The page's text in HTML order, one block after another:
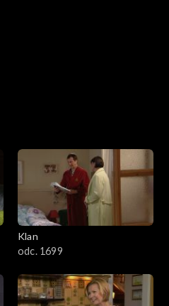
zmienić uczelnię, a nawet
Klan
odc. 1699